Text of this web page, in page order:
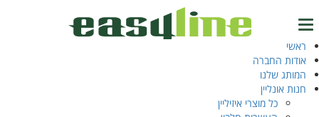
טל. 04-6327777
עמוד הבית / מוצרים המתויגים “calorie-rich powder”
calorie-rich powder
מציג תוצאה אחת
ראשי
אודות החברה
המותג שלנו
חנות אונליין
כל מוצרי איזיליין